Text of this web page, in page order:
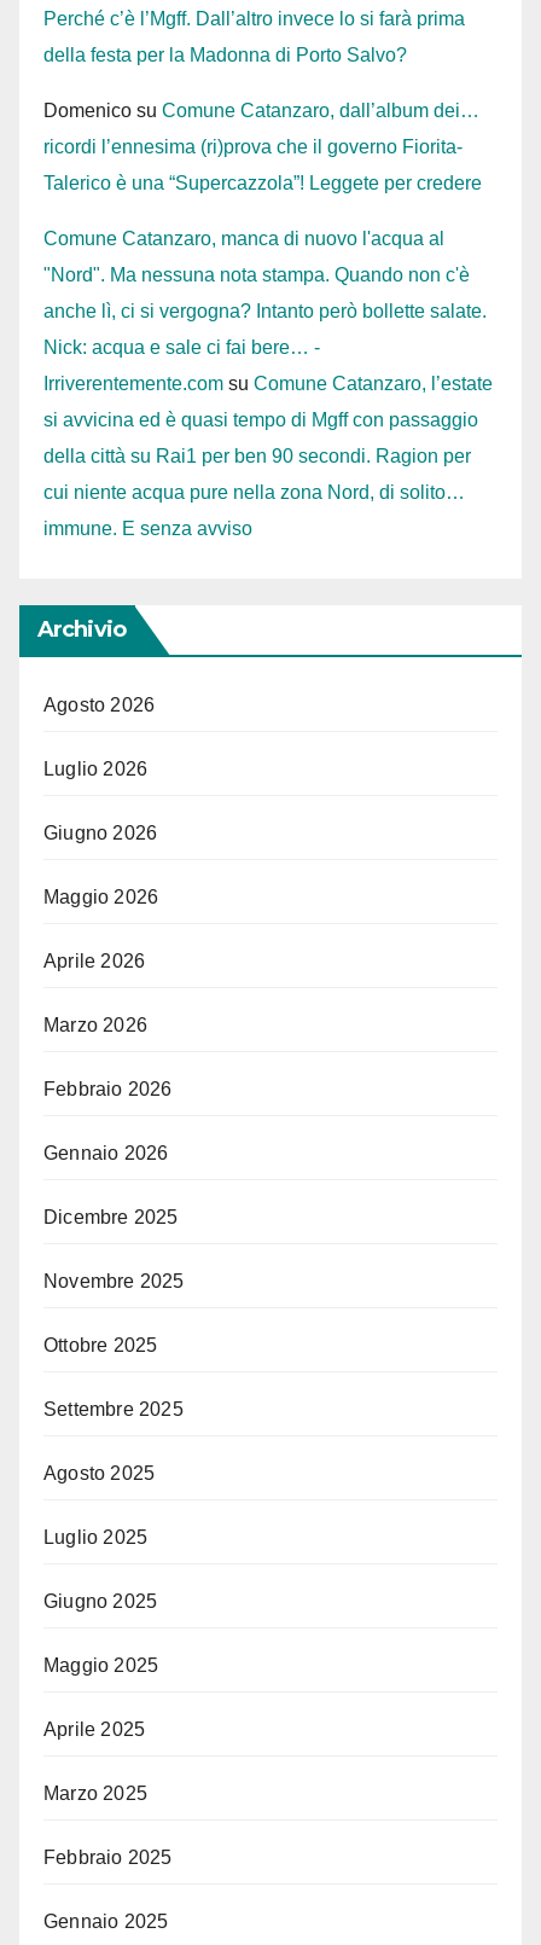
Perché c’è l’Mgff. Dall’altro invece lo si farà prima
della festa per la Madonna di Porto Salvo?
Domenico su Comune Catanzaro, dall’album dei…
ricordi l’ennesima (ri)prova che il governo Fiorita-
Talerico è una “Supercazzola”! Leggete per credere
Comune Catanzaro, manca di nuovo l'acqua al
"Nord". Ma nessuna nota stampa. Quando non c'è
anche lì, ci si vergogna? Intanto però bollette salate.
Nick: acqua e sale ci fai bere… -
Irriverentemente.com su Comune Catanzaro, l’estate
si avvicina ed è quasi tempo di Mgff con passaggio
della città su Rai1 per ben 90 secondi. Ragion per
cui niente acqua pure nella zona Nord, di solito…
immune. E senza avviso
Archivio
Agosto 2026
Luglio 2026
Giugno 2026
Maggio 2026
Aprile 2026
Marzo 2026
Febbraio 2026
Gennaio 2026
Dicembre 2025
Novembre 2025
Ottobre 2025
Settembre 2025
Agosto 2025
Luglio 2025
Giugno 2025
Maggio 2025
Aprile 2025
Marzo 2025
Febbraio 2025
Gennaio 2025